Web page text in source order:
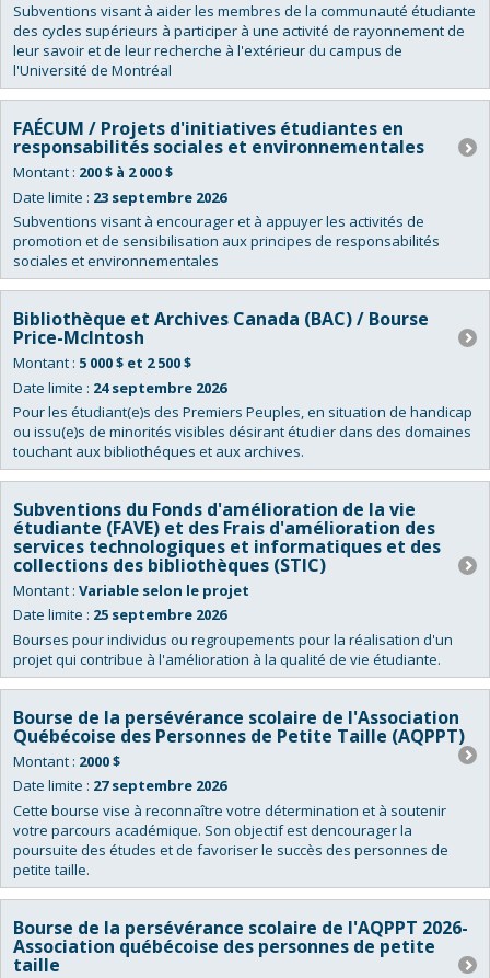
Subventions visant à aider les membres de la communauté étudiante
des cycles supérieurs à participer à une activité de rayonnement de
leur savoir et de leur recherche à l'extérieur du campus de
l'Université de Montréal
FAÉCUM / Projets d'initiatives étudiantes en
responsabilités sociales et environnementales
Montant : 200 $ à 2 000 $
Date limite : 23 septembre 2026
Subventions visant à encourager et à appuyer les activités de
promotion et de sensibilisation aux principes de responsabilités
sociales et environnementales
Bibliothèque et Archives Canada (BAC) / Bourse
Price-McIntosh
Montant : 5 000 $ et 2 500 $
Date limite : 24 septembre 2026
Pour les étudiant(e)s des Premiers Peuples, en situation de handicap
ou issu(e)s de minorités visibles désirant étudier dans des domaines
touchant aux bibliothéques et aux archives.
Subventions du Fonds d'amélioration de la vie
étudiante (FAVE) et des Frais d'amélioration des
services technologiques et informatiques et des
collections des bibliothèques (STIC)
Montant : Variable selon le projet
Date limite : 25 septembre 2026
Bourses pour individus ou regroupements pour la réalisation d'un
projet qui contribue à l'amélioration à la qualité de vie étudiante.
Bourse de la persévérance scolaire de l'Association
Québécoise des Personnes de Petite Taille (AQPPT)
Montant : 2000 $
Date limite : 27 septembre 2026
Cette bourse vise à reconnaître votre détermination et à soutenir
votre parcours académique. Son objectif est dencourager la
poursuite des études et de favoriser le succès des personnes de
petite taille.
Bourse de la persévérance scolaire de l'AQPPT 2026-
Association québécoise des personnes de petite
taille